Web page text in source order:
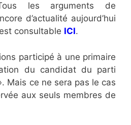
les arguments de
d’actualité aujourd’hui
consultable ICI.
participé à une primaire
du candidat du parti
Mais ce ne sera pas le cas
aux seuls membres de